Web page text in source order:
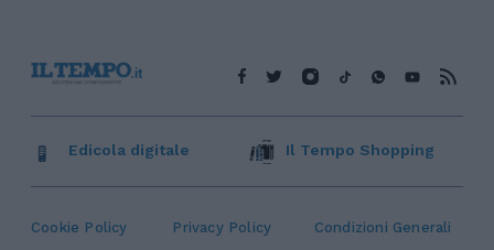
Cookie Policy Privacy Policy Condizioni Generali
Edicola digitale Il Tempo Shopping